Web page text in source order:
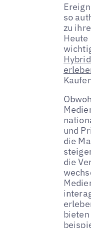
so
zu
Heute
und
die
die